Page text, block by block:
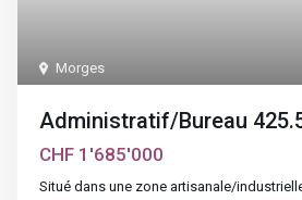
Morges
Administratif/Bureau
CHF 1'685'000
Situé dans une zone artisanale/